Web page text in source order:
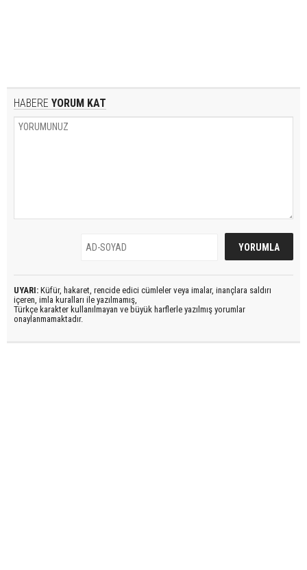
HABERE YORUM KAT
UYARI: Küfür, hakaret, rencide edici cümleler veya imalar, inançlara saldırı
içeren, imla kuralları ile yazılmamış,
Türkçe karakter kullanılmayan ve büyük harflerle yazılmış yorumlar
onaylanmamaktadır.